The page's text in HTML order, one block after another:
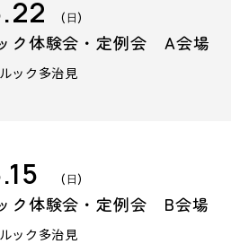
(日)
ク体験会・定例会 A会場
ック多治見
(日)
ク体験会・定例会 B会場
ック多治見